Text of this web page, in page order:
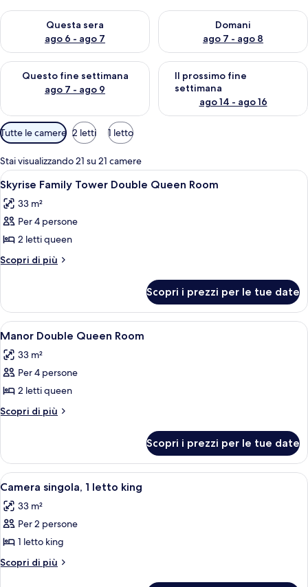
Questa sera
ago 6 - ago 7
Verifica la disponibilità per questa sera, ago 6 - ago 7
Domani
ago 7 - ago 8
Verifica la disponibilità per
Questo fine settimana
ago 7 - ago 9
Verifica la disponibilità per questo fine settimana, ago 7 - ago
Il prossimo fine
settimana
ago 14 - ago 16
Verifica la disponibilità per il
Filtri
disponibili
per
le
camere
Tutte le camere 2 letti 1 letto
Stai visualizzando 21 su 21 camere
Apri
tutte
le
foto
per
Skyrise
Double
Queen
Room
Una camera d'albergo con due letti,
4
Skyrise Family Tower Double Queen Room
33 m²
Per 4 persone
2 letti queen
Scopri di più
Altri
Family
Tower
Double
Room
Scopri i prezzi per le tue date
Apri
tutte
le
foto
per
Manor
Room
Camera d'albergo con due letti, una
4
Manor Double Queen Room
33 m²
Per 4 persone
2 letti queen
Scopri di più
Altri
Double
Queen
Room
Scopri i prezzi per le tue date
Apri
tutte
le
foto
per
Camera
Una camera d'albergo con un letto
3
Camera singola, 1 letto king
33 m²
Per 2 persone
1 letto king
Scopri di più
Altri